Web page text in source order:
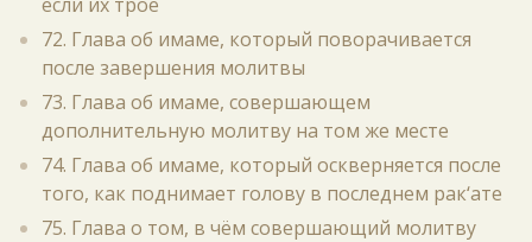
72. Глава об имаме, который поворачивается
после завершения молитвы
73. Глава об имаме, совершающем
дополнительную молитву на том же месте
74. Глава об имаме, который оскверняется после
того, как поднимает голову в последнем рак‘ате
75. Глава о том, в чём совершающий молитву